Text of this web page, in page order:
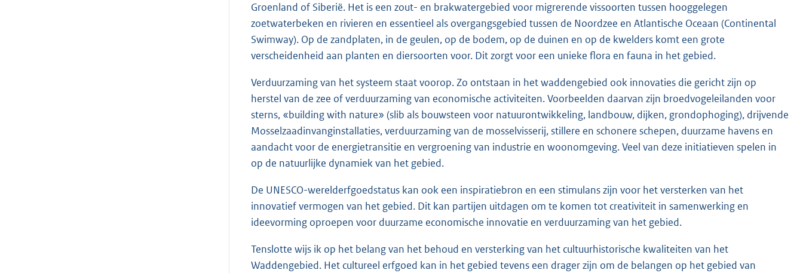
Groenland of Siberië. Het is een zout- en brakwatergebied voor migrerende vissoorten tussen hooggelegen
zoetwaterbeken en rivieren en essentieel als overgangsgebied tussen de Noordzee en Atlantische Oceaan (Continental
Swimway). Op de zandplaten, in de geulen, op de bodem, op de duinen en op de kwelders komt een grote
verscheidenheid aan planten en diersoorten voor. Dit zorgt voor een unieke flora en fauna in het gebied.
Verduurzaming van het systeem staat voorop. Zo ontstaan in het waddengebied ook innovaties die gericht zijn op
herstel van de zee of verduurzaming van economische activiteiten. Voorbeelden daarvan zijn broedvogeleilanden voor
sterns, «building with nature» (slib als bouwsteen voor natuurontwikkeling, landbouw, dijken, grondophoging), drijvende
Mosselzaadinvanginstallaties, verduurzaming van de mosselvisserij, stillere en schonere schepen, duurzame havens en
aandacht voor de energietransitie en vergroening van industrie en woonomgeving. Veel van deze initiatieven spelen in
op de natuurlijke dynamiek van het gebied.
De UNESCO-werelderfgoedstatus kan ook een inspiratiebron en een stimulans zijn voor het versterken van het
innovatief vermogen van het gebied. Dit kan partijen uitdagen om te komen tot creativiteit in samenwerking en
ideevorming oproepen voor duurzame economische innovatie en verduurzaming van het gebied.
Tenslotte wijs ik op het belang van het behoud en versterking van het cultuurhistorische kwaliteiten van het
Waddengebied. Het cultureel erfgoed kan in het gebied tevens een drager zijn om de belangen op het gebied van